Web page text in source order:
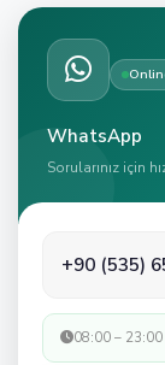
WhatsApp
Sorularınız için
+90 (535)
08:00 – 23:00